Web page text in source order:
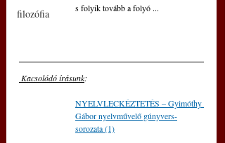
filozófia
s folyik tovább a folyó ...
Kacsolódó írásunk:
NYELVLECKÉZTETÉS – Gyimóthy
Gábor nyelvművelő gúnyvers-
sorozata (1)